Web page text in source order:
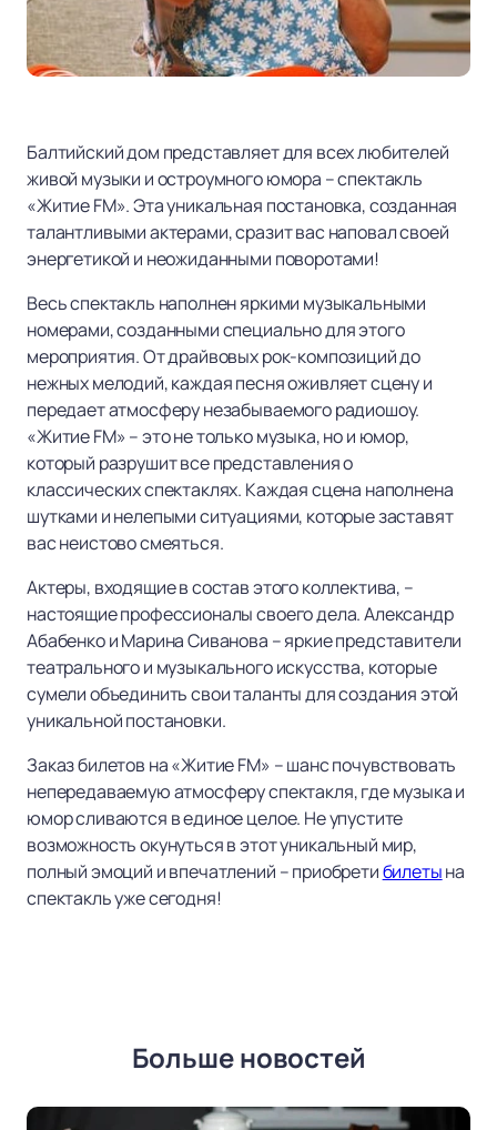
Балтийский дом представляет для всех любителей
живой музыки и остроумного юмора – спектакль
«Житие FM». Эта уникальная постановка, созданная
талантливыми актерами, сразит вас наповал своей
энергетикой и неожиданными поворотами!
Весь спектакль наполнен яркими музыкальными
номерами, созданными специально для этого
мероприятия. От драйвовых рок-композиций до
нежных мелодий, каждая песня оживляет сцену и
передает атмосферу незабываемого радиошоу.
«Житие FM» – это не только музыка, но и юмор,
который разрушит все представления о
классических спектаклях. Каждая сцена наполнена
шутками и нелепыми ситуациями, которые заставят
вас неистово смеяться.
Актеры, входящие в состав этого коллектива, –
настоящие профессионалы своего дела. Александр
Абабенко и Марина Сиванова – яркие представители
театрального и музыкального искусства, которые
сумели объединить свои таланты для создания этой
уникальной постановки.
Заказ билетов на «Житие FM» – шанс почувствовать
непередаваемую атмосферу спектакля, где музыка и
юмор сливаются в единое целое. Не упустите
возможность окунуться в этот уникальный мир,
полный эмоций и впечатлений – приобретибилетына
спектакль уже сегодня!
Больше новостей